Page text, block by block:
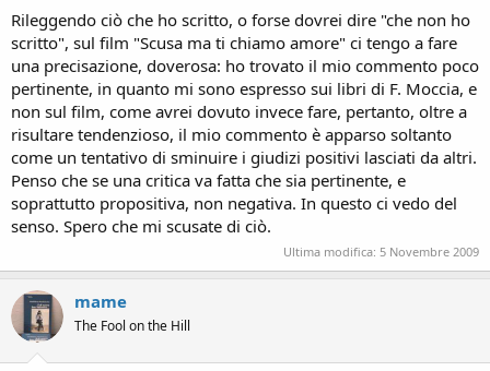
Rileggendo ciò che ho scritto, o forse dovrei dire "che non ho
scritto", sul film "Scusa ma ti chiamo amore" ci tengo a fare
una precisazione, doverosa: ho trovato il mio commento poco
pertinente, in quanto mi sono espresso sui libri di F. Moccia, e
non sul film, come avrei dovuto invece fare, pertanto, oltre a
risultare tendenzioso, il mio commento è apparso soltanto
come un tentativo di sminuire i giudizi positivi lasciati da altri.
Penso che se una critica va fatta che sia pertinente, e
soprattutto propositiva, non negativa. In questo ci vedo del
senso. Spero che mi scusate di ciò.
Ultima modifica: 5 Novembre 2009
mame
The Fool on the Hill